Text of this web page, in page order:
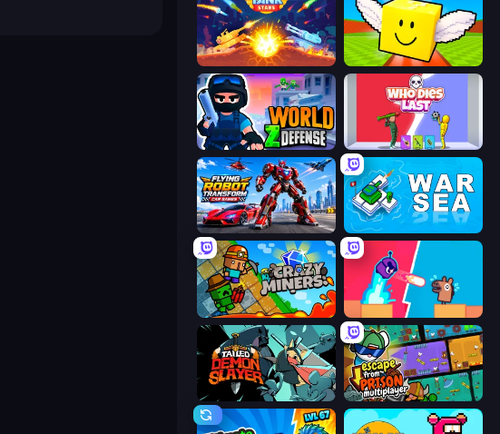
Tank Stars Lucky Brainrot Blocks Online
World Z Defense - Zombie Defense Who Dies Last?
Flying Robot Transform Car Games War Sea
Crazy Miners Boom Slingers ReBoom
Tailed Demon Slayer Escape From Prison Multiplayer